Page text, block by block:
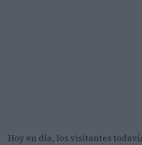
Hoy en día, los visitantes